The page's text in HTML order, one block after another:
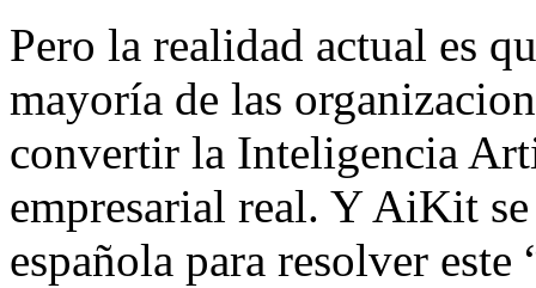
Pero la realidad actual es
mayoría de las
convertir la Inteligencia
empresarial real. Y AiKit
española para resolver este